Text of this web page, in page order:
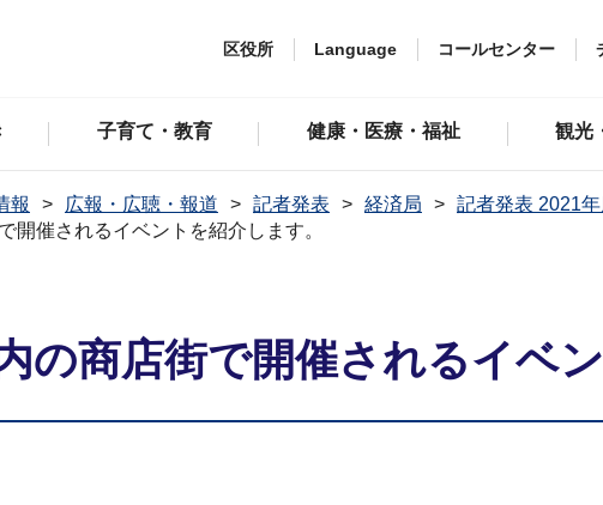
区役所 Language コールセンター
子育て・教育 健康・医療・福祉 観光
報 広報・広聴・報道 記者発表 経済局
記者発表 2021
開催されるイベントを紹介します。
の商店街で開催されるイベ